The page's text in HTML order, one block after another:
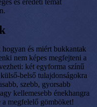
és eredeti témát
és miért bukkantak
nem képes megfejteni a
két egyforma színű
belső tulajdonságokra
szebb, gyorsabb
kellemesebb énekhangra
a megfelelő gömböket!